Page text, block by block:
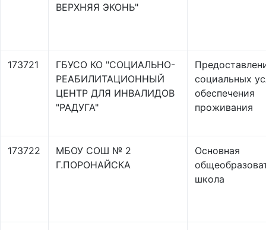
ВЕРХНЯЯ ЭКОНЬ"
173721
ГБУСО КО "СОЦИАЛЬНО-
РЕАБИЛИТАЦИОННЫЙ
ЦЕНТР ДЛЯ ИНВАЛИДОВ
"РАДУГА"
социальных
обеспечения
проживания
173722
МБОУ СОШ № 2
Г.ПОРОНАЙСКА
Основная
школа